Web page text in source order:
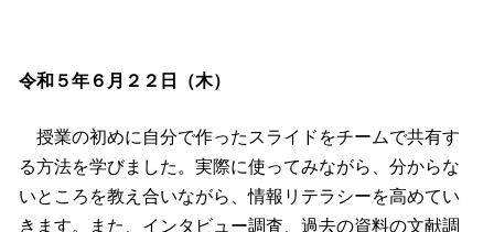
令和５年６月２２日（木）
授業の初めに自分で作ったスライドをチームで共有す
る方法を学びました。実際に使ってみながら、分からな
いところを教え合いながら、情報リテラシーを高めてい
きます。また、インタビュー調査、過去の資料の文献調